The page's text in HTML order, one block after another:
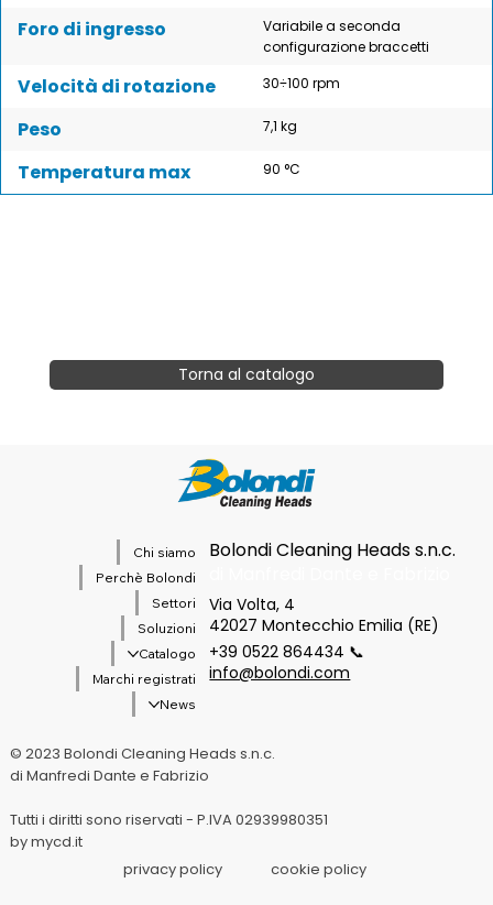
Foro di ingresso
Variabile a seconda
configurazione braccetti
Velocità di rotazione 30÷100 rpm
Peso 7,1 kg
Temperatura max 90 °C
Torna al catalogo
Chi siamo
Perchè Bolondi
Settori
Soluzioni
Catalogo
Marchi registrati
News
Bolondi Cleaning Heads s.n.c.
Via Volta, 4
42027 Montecchio Emilia (RE)
+39 0522 864434 📞
info@bolondi.com
© 2023 Bolondi Cleaning Heads s.n.c.
di Manfredi Dante e Fabrizio
Tutti i diritti sono riservati - P.IVA 02939980351
by mycd.it
privacy policy
cookie policy